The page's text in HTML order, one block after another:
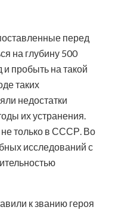
перед
на глубину 500
и пробыть на такой
таких
недостатки
их устранения.
только в СССР. Во
исследований с